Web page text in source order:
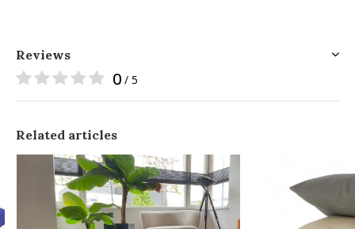
Reviews
0 / 5
Related articles